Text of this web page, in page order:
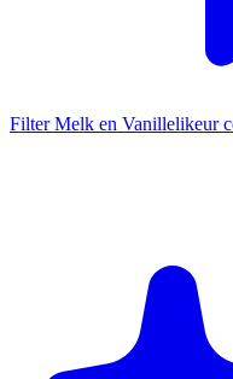
Filter Melk en Vanillelikeur